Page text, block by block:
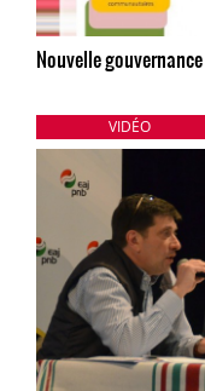
Nouvelle
VIDÉO